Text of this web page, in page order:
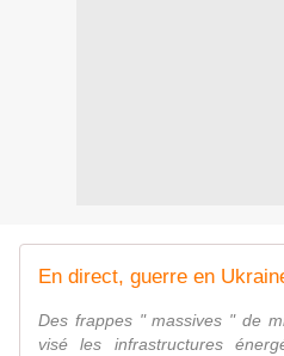
Des frappes " massives " de
visé les infrastructures